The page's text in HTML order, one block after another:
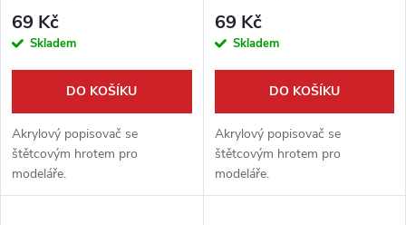
69 Kč
Skladem
DO KOŠÍKU
Akrylový popisovač se
štětcovým hrotem pro
modeláře.
69 Kč
Skladem
DO KOŠÍKU
Akrylový popisovač se
štětcovým hrotem pro
modeláře.